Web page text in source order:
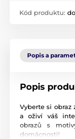
Kód produktu:
Popis a
Popis
Vyberte si
a oživí váš
obrazů s
domácnosti!